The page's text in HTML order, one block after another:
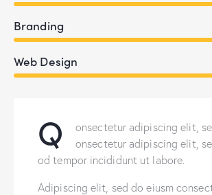
Branding
Web Design
Q
onsectetur adipiscing elit,
onsectetur adipiscing elit,
od tempor incididunt ut labore.
Adipiscing elit, sed do eiusm